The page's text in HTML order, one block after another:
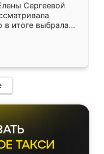
Сергеевой
в итоге выбрала
условия, потом
объяснил
в срок, с
место без
осталась
так, как и ожидала.
ТАКСИ